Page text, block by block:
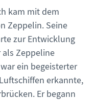
kam mit dem
Zeppelin. Seine
zur Entwicklung
Zeppeline
ein begeisterter
erkannte,
Er begann